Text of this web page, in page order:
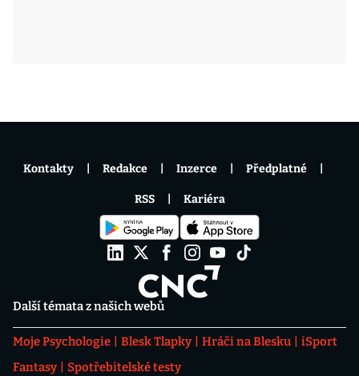
Další témata z našich webů
Moje Psychologie Blesk Tlapky Hráči na Blesku
iSport
Fantasy
Spotřebitelské testy
Kontakty Redakce Inzerce Předplatné
RSS Kariéra